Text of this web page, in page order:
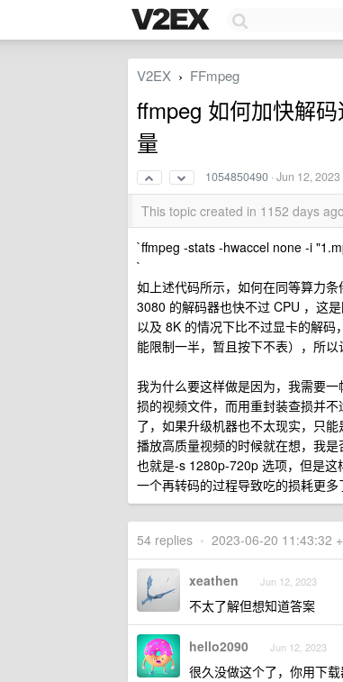
V2EX › FFmpeg
ffmpeg 如何加快解
量
1054850490 ·Jun 12, 2023
This topic created in 1152 days
`ffmpeg -stats -hwaccel none -i
`
如上述代码所示，如何在同等算力
3080 的解码器也快不过 CPU ，这
以及 8K 的情况下比不过显卡的解
能限制一半，暂且按下不表），所
我为什么要这样做是因为，我需要
损的视频文件，而用重封装查损并
了，如果升级机器也不太现实，只
播放高质量视频的时候就在想，我
也就是-s 1280p-720p 选项，但是
一个再转码的过程导致吃的损耗更多
54 replies • 2023-06-20 11:43:32
xeathen Jun 12, 2023
不太了解但想知道答案
hello2090 Jun 12, 2023
很久没做这个了，你用下